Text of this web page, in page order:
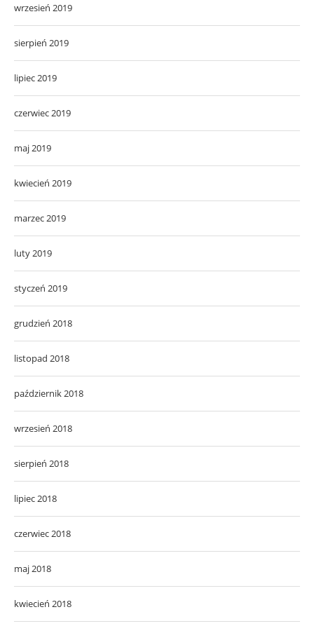
wrzesień 2019
sierpień 2019
lipiec 2019
czerwiec 2019
maj 2019
kwiecień 2019
marzec 2019
luty 2019
styczeń 2019
grudzień 2018
listopad 2018
październik 2018
wrzesień 2018
sierpień 2018
lipiec 2018
czerwiec 2018
maj 2018
kwiecień 2018